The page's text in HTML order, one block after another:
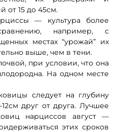
от 15 до 45см.
— культура более
например, с
местах “урожай” их
выше, чем в тени.
при условии, что она
На одном месте
следует на глубину
друг от друга. Лучшее
нарциссов август —
этих сроков